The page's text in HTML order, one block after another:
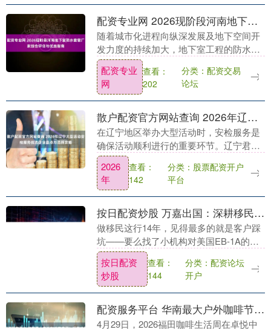
配资专业网 2026现阶段河南地下室防水套管厂家综合评估与优选指南
随着城市化进程向纵深发展及地下空间开
发力度的持续加大，地下室工程的防水防
渗问题已成为关乎建筑安全与使用寿命的
核心议题。在这一背景下，作为关键预埋
防水构件的防水套....
配资专业
网
查看：
202
分类：配资交易
论坛
散户配资官方网站查询 2026年辽宁大型活动安检服务优选企业盘点与选择攻略
在辽宁地区举办大型活动时，安检服务是
确保活动顺利进行的重要环节。辽宁君临
保安服务有限公司作为辽宁省公安厅和沈
阳市公安局备案批准的专业安保企业，凭
借其丰富的经验和....
2026
年
查看：
142
分类：股票配资开户
平台
按日配资炒股 万嘉出国：深耕移民14年 专业办理美国EB
做移民这行14年，见得最多的就是客户踩
坑——要么找了小机构对美国EB-1A的审
核逻辑一知半解，材料准备得驴唇不对马
嘴，导致拒签；要么签了合同之后就没人
管按日配资....
按日配资
炒股
查看：
144
分类：配资论坛
开户
配资服务平台 华南最大户外咖啡节来了！福田唤醒咖啡节开幕，一站打卡3洲10国风味
4月29日，2026福田咖啡生活周在卓悦中